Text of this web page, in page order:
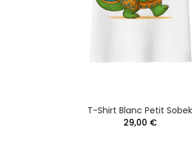
T-Shirt Blanc Petit Sobek
29,00 €